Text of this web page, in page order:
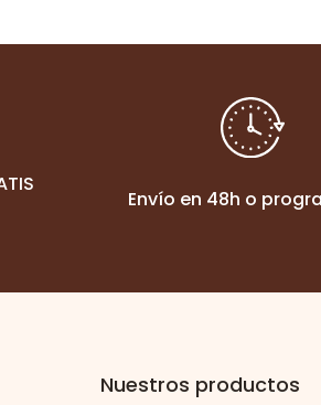
Envío en 48h o
Nuestros productos